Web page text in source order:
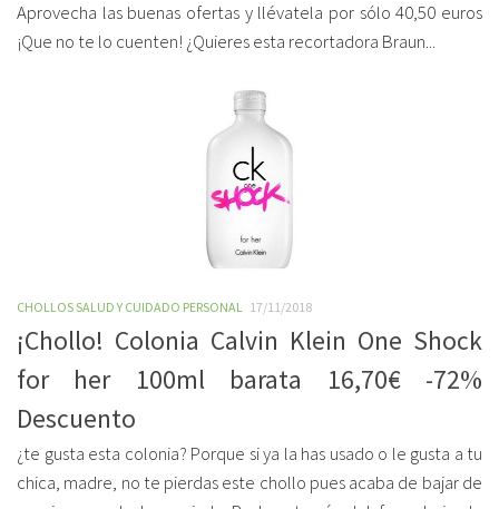
Aprovecha las buenas ofertas y llévatela por sólo 40,50 euros
¡Que no te lo cuenten! ¿Quieres esta recortadora Braun...
CHOLLOS SALUD Y CUIDADO PERSONAL 17/11/2018
¡Chollo! Colonia Calvin Klein One Shock
for her 100ml barata 16,70€ -72%
Descuento
¿te gusta esta colonia? Porque si ya la has usado o le gusta a tu
chica, madre, no te pierdas este chollo pues acaba de bajar de